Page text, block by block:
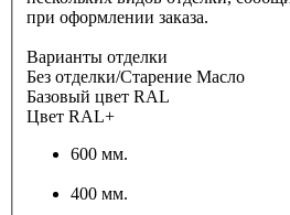
при оформлении заказа.
Варианты отделки
Без отделки/Старение Масло
Базовый цвет RAL
Цвет RAL+
600 мм.
400 мм.